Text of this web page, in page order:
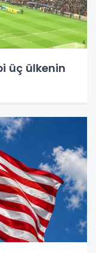
üç ülkenin